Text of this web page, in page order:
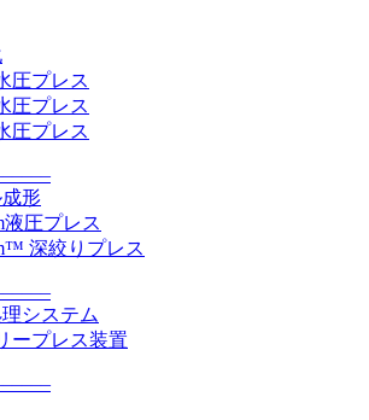
圧プレス
圧プレス
圧プレス
形
液圧プレス
深絞りプレス
システム
ープレス装置